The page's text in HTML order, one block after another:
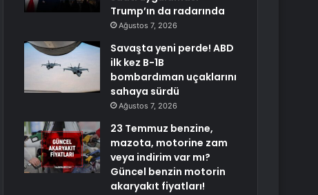
Trump’ın da radarında
Ağustos 7, 2026
Savaşta yeni perde! ABD
ilk kez B-1B
bombardıman uçaklarını
sahaya sürdü
Ağustos 7, 2026
23 Temmuz benzine,
mazota, motorine zam
veya indirim var mı?
Güncel benzin motorin
akaryakıt fiyatları!